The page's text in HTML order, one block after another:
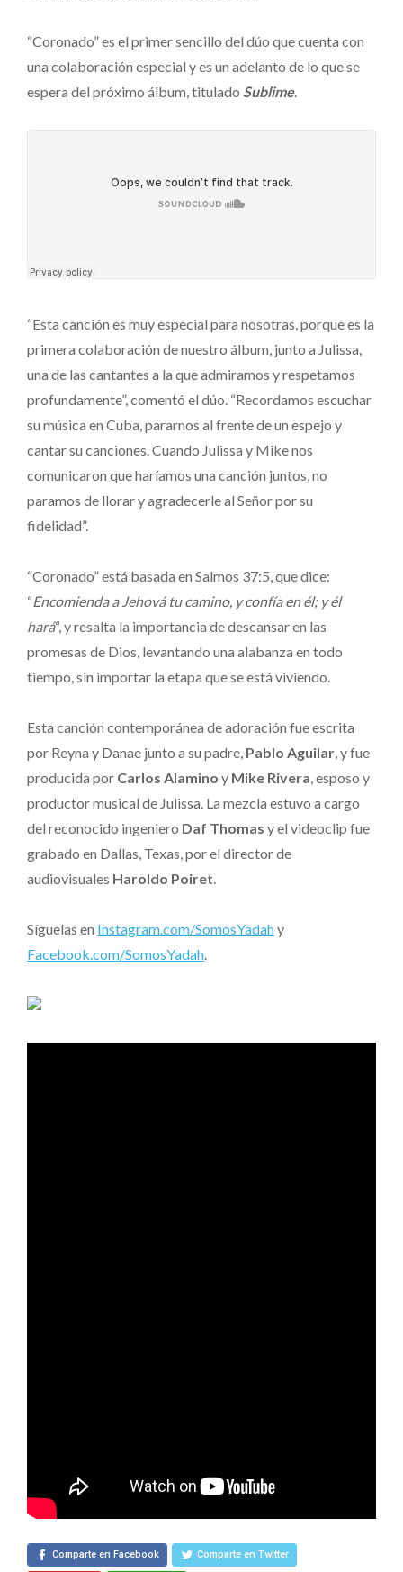
“Coronado” es el primer sencillo del dúo que cuenta con
una colaboración especial y es un adelanto de lo que se
espera del próximo álbum, titulado Sublime.
“Esta canción es muy especial para nosotras, porque es la
primera colaboración de nuestro álbum, junto a Julissa,
una de las cantantes a la que admiramos y respetamos
profundamente”, comentó el dúo. “Recordamos escuchar
su música en Cuba, pararnos al frente de un espejo y
cantar su canciones. Cuando Julissa y Mike nos
comunicaron que haríamos una canción juntos, no
paramos de llorar y agradecerle al Señor por su
fidelidad”.
“Coronado” está basada en Salmos 37:5, que dice:
“Encomienda a Jehová tu camino, y confía en él; y él
hará“, y resalta la importancia de descansar en las
promesas de Dios, levantando una alabanza en todo
tiempo, sin importar la etapa que se está viviendo.
Esta canción contemporánea de adoración fue escrita
por Reyna y Danae junto a su padre, Pablo Aguilar, y fue
producida por Carlos Alamino y Mike Rivera, esposo y
productor musical de Julissa. La mezcla estuvo a cargo
del reconocido ingeniero Daf Thomas y el videoclip fue
grabado en Dallas, Texas, por el director de
audiovisuales Haroldo Poiret.
Síguelas en Instagram.com/SomosYadahy
Facebook.com/SomosYadah.
Comparte en Facebook Comparte en Twitter